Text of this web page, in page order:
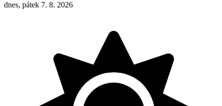
dnes, pátek 7. 8. 2026